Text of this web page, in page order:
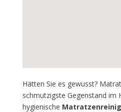
Hätten Sie es gewusst?
schmutzigste Gegenstand im
hygienische